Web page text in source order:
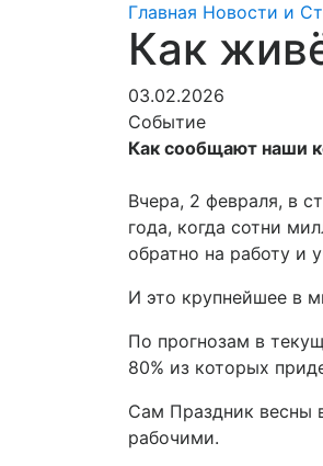
Главная Новости и
Как
03.02.2026
Событие
Как сообщают наши
Вчера, 2 февраля, в
года, когда сотни
обратно на работу и
И это крупнейшее в
По прогнозам в
80% из которых
Сам Праздник весны
рабочими.